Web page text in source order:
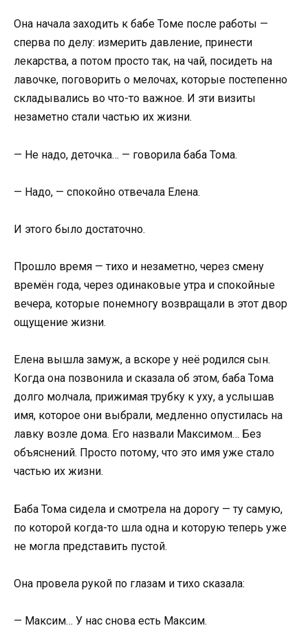
Она начала заходить к бабе Томе после работы —
сперва по делу: измерить давление, принести
лекарства, а потом просто так, на чай, посидеть на
лавочке, поговорить о мелочах, которые постепенно
складывались во что-то важное. И эти визиты
незаметно стали частью их жизни.
— Не надо, деточка… — говорила баба Тома.
— Надо, — спокойно отвечала Елена.
И этого было достаточно.
Прошло время — тихо и незаметно, через смену
времён года, через одинаковые утра и спокойные
вечера, которые понемногу возвращали в этот двор
ощущение жизни.
Елена вышла замуж, а вскоре у неё родился сын.
Когда она позвонила и сказала об этом, баба Тома
долго молчала, прижимая трубку к уху, а услышав
имя, которое они выбрали, медленно опустилась на
лавку возле дома. Его назвали Максимом… Без
объяснений. Просто потому, что это имя уже стало
частью их жизни.
Баба Тома сидела и смотрела на дорогу — ту самую,
по которой когда-то шла одна и которую теперь уже
не могла представить пустой.
Она провела рукой по глазам и тихо сказала:
— Максим… У нас снова есть Максим.